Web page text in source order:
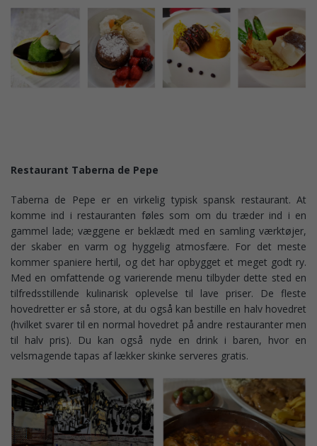
Restaurant Taberna de Pepe
Taberna de Pepe er en virkelig typisk spansk restaurant. At
komme ind i restauranten føles som om du træder ind i en
gammel lade; væggene er beklædt med en samling værktøjer,
der skaber en varm og hyggelig atmosfære. For det meste
kommer spaniere hertil, og det har opbygget et meget godt ry.
Med en omfattende og varierende menu tilbyder dette sted en
tilfredsstillende kulinarisk oplevelse til lave priser. De fleste
hovedretter er så store, at du også kan bestille en halv hovedret
(hvilket svarer til en normal hovedret på andre restauranter men
til halv pris). Du kan også nyde en drink i baren, hvor en
velsmagende tapas af lækker skinke serveres gratis.